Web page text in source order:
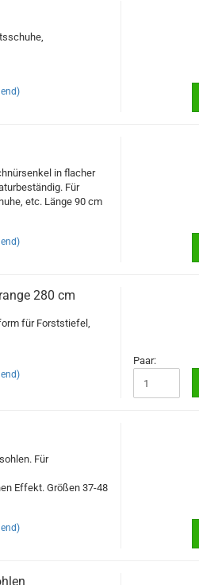
in flacher
Für
etc. Länge 90 cm
280 cm
für Forststiefel,
Paar:
Für
Effekt. Größen 37-48